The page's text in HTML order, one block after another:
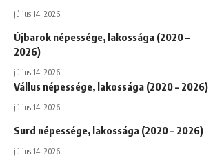
július 14, 2026
Újbarok népessége, lakossága (2020 –
2026)
július 14, 2026
Vállus népessége, lakossága (2020 – 2026)
július 14, 2026
Surd népessége, lakossága (2020 – 2026)
július 14, 2026